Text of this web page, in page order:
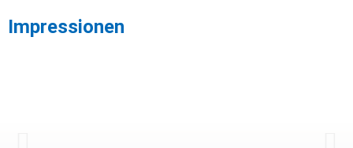
Impressionen